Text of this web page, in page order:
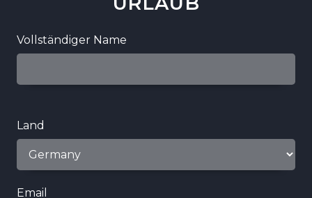
Vollständiger Name
Land
Email